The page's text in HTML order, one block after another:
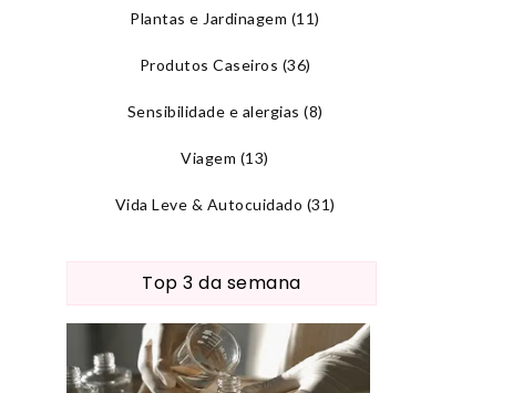
Plantas e Jardinagem (11)
Produtos Caseiros (36)
Sensibilidade e alergias (8)
Viagem (13)
Vida Leve & Autocuidado (31)
Top 3 da semana